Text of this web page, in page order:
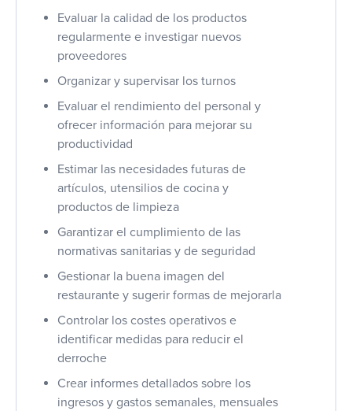
Evaluar la calidad de los productos
regularmente e investigar nuevos
proveedores
Organizar y supervisar los turnos
Evaluar el rendimiento del personal y
ofrecer información para mejorar su
productividad
Estimar las necesidades futuras de
artículos, utensilios de cocina y
productos de limpieza
Garantizar el cumplimiento de las
normativas sanitarias y de seguridad
Gestionar la buena imagen del
restaurante y sugerir formas de mejorarla
Controlar los costes operativos e
identificar medidas para reducir el
derroche
Crear informes detallados sobre los
ingresos y gastos semanales, mensuales